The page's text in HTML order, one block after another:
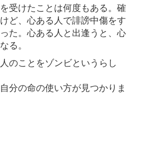
受けたことは何度もある。確
ど、心ある人で誹謗中傷をす
た。心ある人と出逢うと、心
る。
のことをゾンビというらし
分の命の使い方が見つかりま